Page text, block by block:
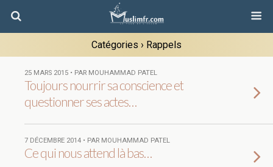
Catégories › Rappels
25 MARS 2015 • PAR MOUHAMMAD PATEL
Toujours nourrir sa conscience et
questionner ses actes…
7 DÉCEMBRE 2014 • PAR MOUHAMMAD PATEL
Ce qui nous attend là bas…